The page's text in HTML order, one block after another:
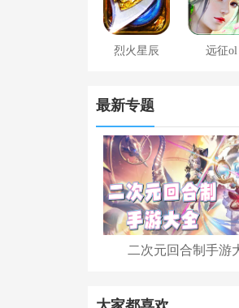
烈火星辰 远征ol
最新专题
二次元回合制手游